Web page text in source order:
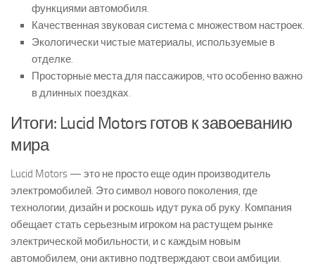
функциями автомобиля.
Качественная звуковая система с множеством настроек.
Экологически чистые материалы, используемые в
отделке.
Просторные места для пассажиров, что особенно важно
в длинных поездках.
Итоги: Lucid Motors готов к завоеванию
мира
Lucid Motors — это не просто еще один производитель
электромобилей. Это символ нового поколения, где
технологии, дизайн и роскошь идут рука об руку. Компания
обещает стать серьезным игроком на растущем рынке
электрической мобильности, и с каждым новым
автомобилем, они активно подтверждают свои амбиции.